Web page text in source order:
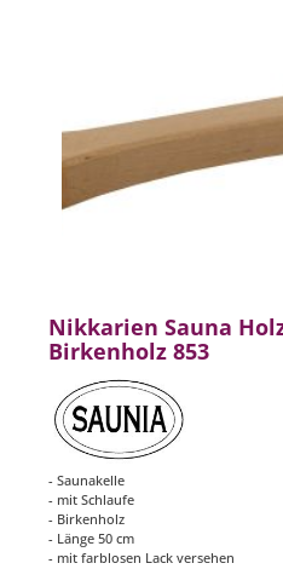
Nikkarien Sauna
Birkenholz 853
- Saunakelle
- mit Schlaufe
- Birkenholz
- Länge 50 cm
- mit farblosen Lack versehen